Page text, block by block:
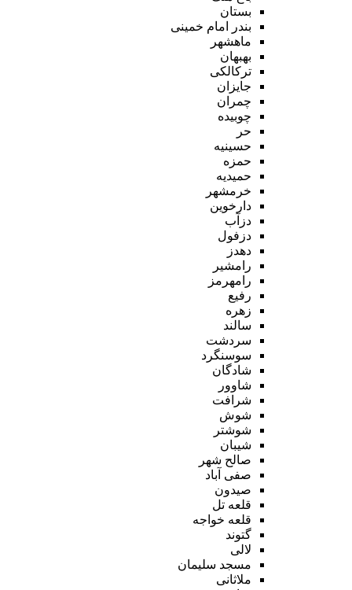
بستان
بندر امام خمینی
ماهشهر
بهبهان
ترکالکی
جایزان
چمران
چوبیده
حر
حسینیه
حمزه
حمیدیه
خرمشهر
دارخوین
دزآب
دزفول
دهدز
رامشیر
رامهرمز
رفیع
زهره
سالند
سردشت
سوسنگرد
شادگان
شاوور
شرافت
شوش
شوشتر
شیبان
صالح شهر
صفی آباد
صیدون
قلعه تل
قلعه خواجه
گتوند
لالی
مسجد سلیمان
ملاثانی